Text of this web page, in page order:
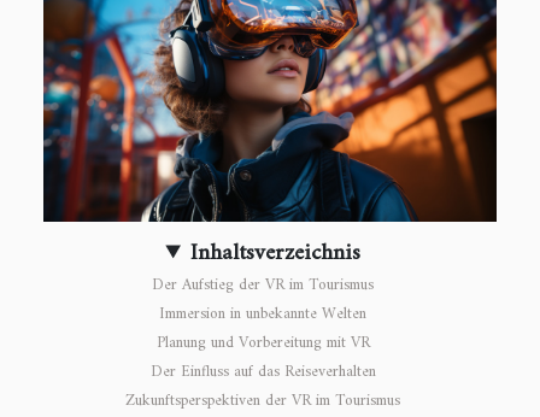
Inhaltsverzeichnis
Der Aufstieg der VR im Tourismus
Immersion in unbekannte Welten
Planung und Vorbereitung mit VR
Der Einfluss auf das Reiseverhalten
Zukunftsperspektiven der VR im Tourismus